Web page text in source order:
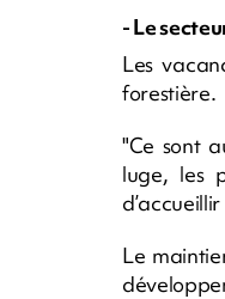
- Le
Les
forestière.
"Ce sont
luge, les
Le